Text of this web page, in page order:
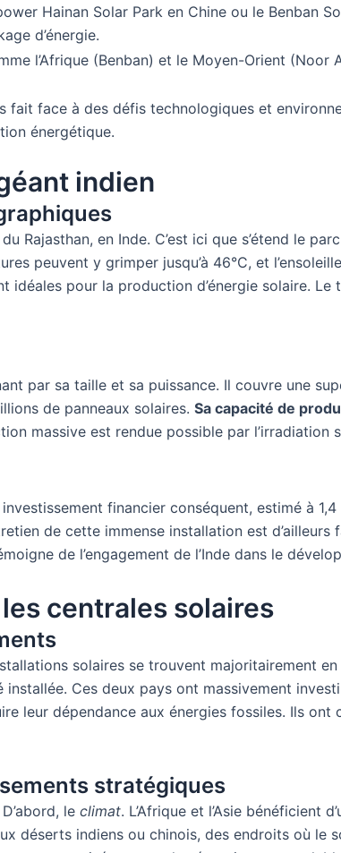
Hainan Solar Park en Chine ou le Benban
d’énergie.
l’Afrique (Benban) et le Moyen-Orient
fait face à des défis technologiques et
énergétique.
indien
en Inde. C’est ici que s’étend le
peuvent y grimper jusqu’à 46°C, et
idéales pour la production d’énergie solaire.
par sa taille et sa puissance. Il couvre une
de panneaux solaires. Sa capacité de
massive est rendue possible par
financier conséquent, estimé à
de cette immense installation est
de l’engagement de l’Inde dans le
centrales solaires
solaires se trouvent majoritairement en
Ces deux pays ont massivement
leur dépendance aux énergies fossiles. Ils
stratégiques
le climat. L’Afrique et l’Asie bénéficient
déserts indiens ou chinois, des endroits où le